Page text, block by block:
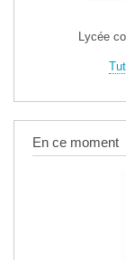
Lycée
En ce moment